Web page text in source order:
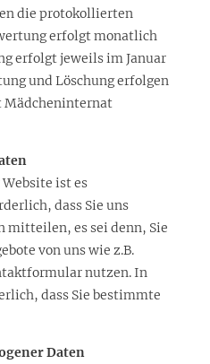
die protokollierten
erfolgt monatlich
erfolgt jeweils im Januar
und Löschung erfolgen
Mädcheninternat
ist es
dass Sie uns
mitteilen, es sei denn, Sie
von uns wie z.B.
nutzen. In
dass Sie bestimmte
Daten